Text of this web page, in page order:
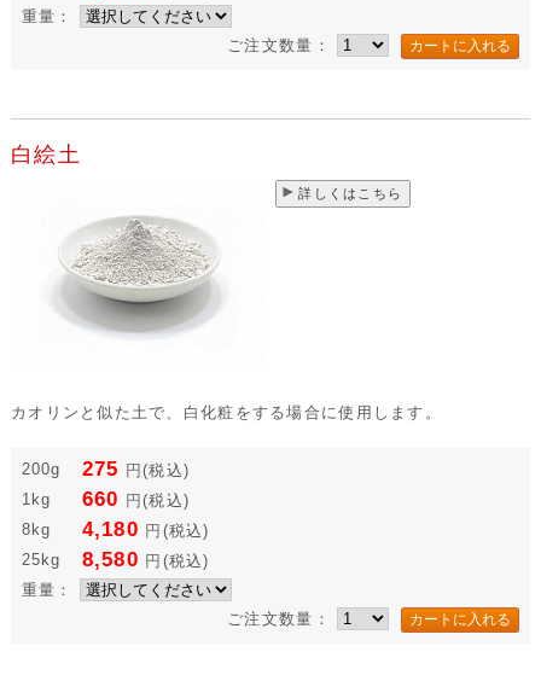
重量：
ご注文数量：
白絵土
詳しくはこちら
カオリンと似た土で、白化粧をする場合に使用します。
200g 275 円 (税込)
1kg
660 円 (税込)
8kg
4,180 円 (税込)
25kg
8,580 円 (税込)
重量：
ご注文数量：